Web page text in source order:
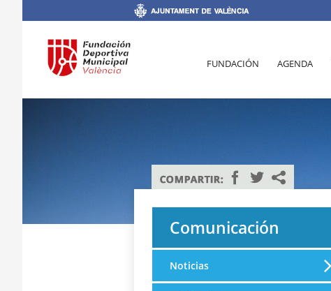
FUNDACIÓN AGENDA
Comunicación
Noticias